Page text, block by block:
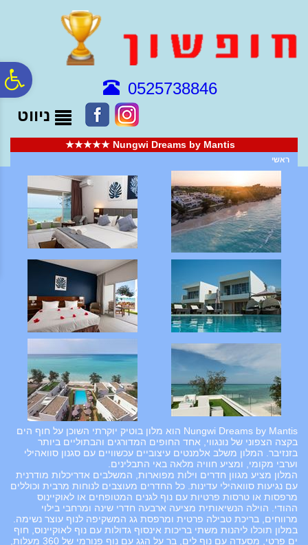
נגישות
0525738846
ניווט
Nungwi Dreams by Mantis ★★★★★
ראשי
Nungwi Dreams by Mantis הוא מלון בוטיק יוקרתי השוכן על חוף הים
בקצה הצפוני של נונגווי, אחד החופים המדורגים והבתוליים ביותר
בזנזיבר. המלון משלב אלמנטים עיצוביים עכשוויים עם סגנון סוואהילי
וערבי מקומי, ומציע חוויה מלאה באי התבלינים.
המלון מציע מגוון חדרים וילות מפוארות, המשלבים אדריכלות מודרנית
עם נגיעות סוואהילי עדינות. כל החדרים מעוצבים לנוחות מרבית וכוללים
מרפסות או טרסות פרטיות עם נוף לגנים המטופחים או לאוקיינוס
ההודי. הוילה הנשיאותית מציעה ארבעה חדרי שינה ומרחבי בילוי
מרווחים, בריכת טבילה פרטית ומרפסת גג המשקיפה לנוף עוצר נשימה.
במלון תוכלו ליהנות משתי בריכות אינסוף גדולות עם נוף לאוקיינוס, חוף
ים פרטי, מסעדה עם נוף לים, בר על הגג עם נוף פנורמי של 360 מעלות,